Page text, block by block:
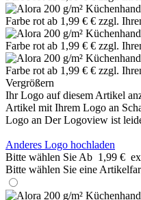
Vergrößern
Ihr Logo auf diesem Artikel
Artikel mit Ihrem Logo an
Logo an Der Logoview ist
Anderes Logo hochladen
Bitte wählen Sie Ab 1,99 €
Bitte wählen Sie eine